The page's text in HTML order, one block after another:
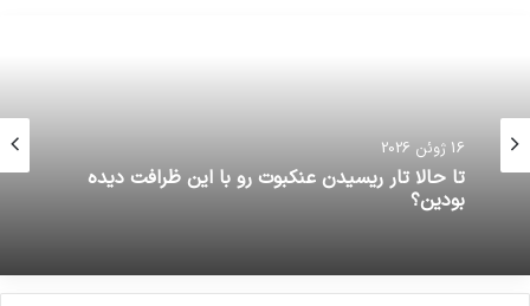
16 ژوئن 2026
تا حالا تار ریسیدن عنکبوت رو با این ظرافت دیده
بودین؟